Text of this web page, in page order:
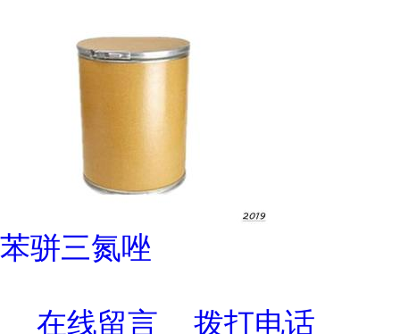
苯骈三氮唑
在线留言 拨打电话